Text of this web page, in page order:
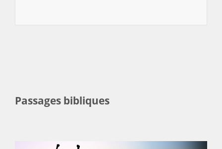
Passages bibliques